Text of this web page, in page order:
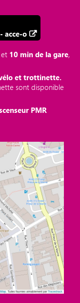
acce-o
et 10 min de la gare,
et trottinette.
sont disponible
PMR